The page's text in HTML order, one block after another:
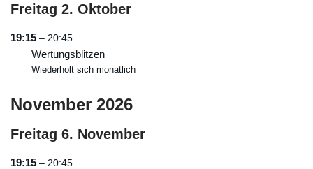
Freitag 2. Oktober
19:15 – 20:45
Wertungsblitzen
Wiederholt sich monatlich
November 2026
Freitag 6. November
19:15 – 20:45